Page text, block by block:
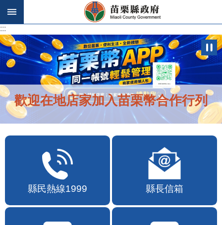
跳到主要內容區塊
:::
:::
歡迎在地店家加入苗栗幣合作行列
縣民熱線1999 縣長信箱